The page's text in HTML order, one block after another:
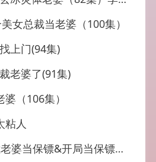
女总裁当老婆（100集）
上门(94集)
老婆了(91集)
（106集）
粘人
当保镖竟娶了美女总裁（36集）沈鸿运 梁思佳